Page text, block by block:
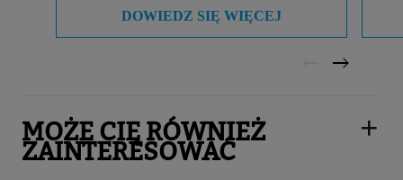
DOWIEDZ SIĘ WIĘCEJ
MOŻE CIĘ RÓWNIEŻ
ZAINTERESOWAĆ